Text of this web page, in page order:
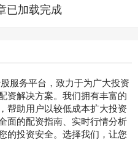
已加载完成
服务平台，致力于为广大投资
资解决方案。我们拥有丰富的
帮助用户以较低成本扩大投资
面的配资指南、实时行情分析
的投资安全。选择我们，让您